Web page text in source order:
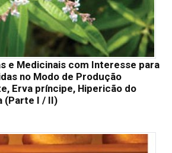
e Medicinais com Interesse para
no Modo de Produção
Erva príncipe, Hipericão do
(Parte I / II)